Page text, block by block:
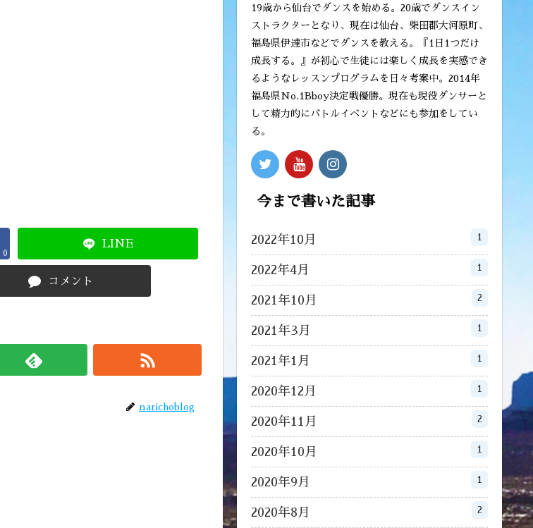
0
LINE
コメント
narichoblog
19歳から仙台でダンスを始める。20歳でダンスイン
ストラクターとなり、現在は仙台、柴田郡大河原町、
福島県伊達市などでダンスを教える。『1日1つだけ
成長する。』が初心で生徒には楽しく成長を実感でき
るようなレッスンプログラムを日々考案中。2014年
福島県No.1Bboy決定戦優勝。現在も現役ダンサーと
して精力的にバトルイベントなどにも参加をしてい
る。
今まで書いた記事
2022年10月 1
2022年4月 1
2021年10月 2
2021年3月 1
2021年1月 1
2020年12月 1
2020年11月 2
2020年10月 1
2020年9月 1
2020年8月 2